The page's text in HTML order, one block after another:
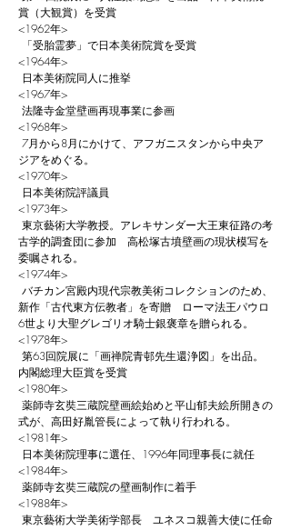
賞（大観賞）を受賞
<1962年>
「受胎霊夢」で日本美術院賞を受賞
<1964年>
日本美術院同人に推挙
<1967年>
法隆寺金堂壁画再現事業に参画
<1968年>
7月から8月にかけて、アフガニスタンから中央ア
ジアをめぐる。
<1970年>
日本美術院評議員
<1973年>
東京藝術大学教授。アレキサンダー大王東征路の考
古学的調査団に参加 高松塚古墳壁画の現状模写を
委嘱される。
<1974年>
バチカン宮殿内現代宗教美術コレクションのため、
新作「古代東方伝教者」を寄贈 ローマ法王パウロ
6世より大聖グレゴリオ騎士銀褒章を贈られる。
<1978年>
第63回院展に「画禅院青邨先生還浄図」を出品。
内閣総理大臣賞を受賞
<1980年>
薬師寺玄奘三蔵院壁画絵始めと平山郁夫絵所開きの
式が、高田好胤管長によって執り行われる。
<1981年>
日本美術院理事に選任、1996年同理事長に就任
<1984年>
薬師寺玄奘三蔵院の壁画制作に着手
<1988年>
東京藝術大学美術学部長 ユネスコ親善大使に任命